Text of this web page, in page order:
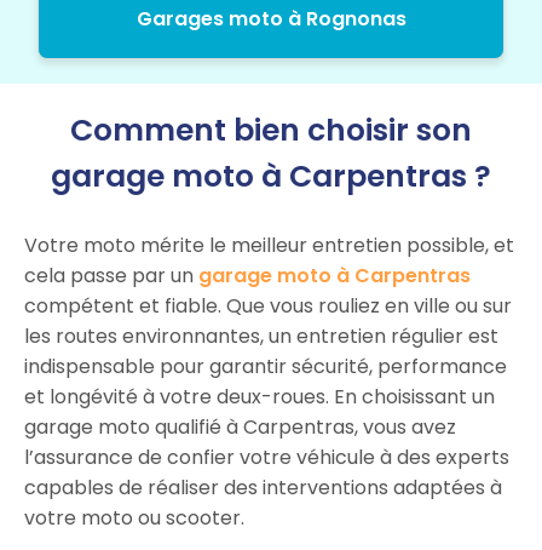
Garages moto à Rognonas
Comment bien choisir son
garage moto à Carpentras ?
Votre moto mérite le meilleur entretien possible, et
cela passe par un garage moto à Carpentras
compétent et fiable. Que vous rouliez en ville ou sur
les routes environnantes, un entretien régulier est
indispensable pour garantir sécurité, performance
et longévité à votre deux-roues. En choisissant un
garage moto qualifié à Carpentras, vous avez
l’assurance de confier votre véhicule à des experts
capables de réaliser des interventions adaptées à
votre moto ou scooter.